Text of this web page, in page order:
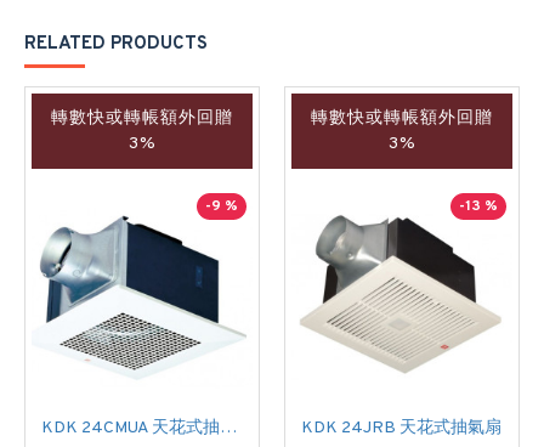
RELATED PRODUCTS
轉數快或轉帳額外回贈
3%
-9 %
KDK 24CMUA 天花式抽氣扇
轉數快或轉帳額外回贈
3%
-13 %
KDK 24JRB 天花式抽氣扇